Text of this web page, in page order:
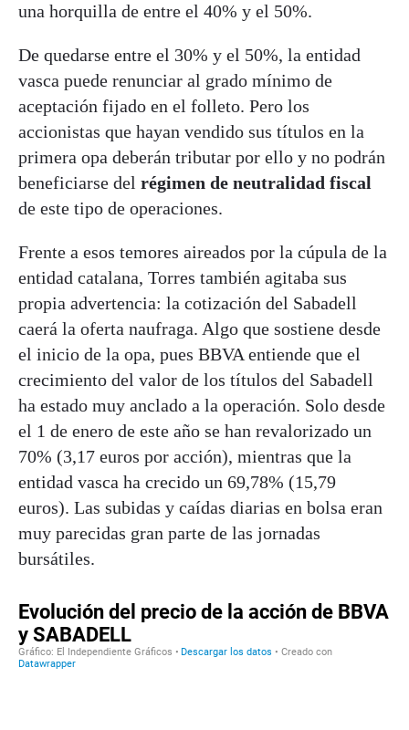
una horquilla de entre el 40% y el 50%.
De quedarse entre el 30% y el 50%, la entidad
vasca puede renunciar al grado mínimo de
aceptación fijado en el folleto. Pero los
accionistas que hayan vendido sus títulos en la
primera opa deberán tributar por ello y no podrán
beneficiarse del régimen de neutralidad fiscal
de este tipo de operaciones.
Frente a esos temores aireados por la cúpula de la
entidad catalana, Torres también agitaba sus
propia advertencia: la cotización del Sabadell
caerá la oferta naufraga. Algo que sostiene desde
el inicio de la opa, pues BBVA entiende que el
crecimiento del valor de los títulos del Sabadell
ha estado muy anclado a la operación. Solo desde
el 1 de enero de este año se han revalorizado un
70% (3,17 euros por acción), mientras que la
entidad vasca ha crecido un 69,78% (15,79
euros). Las subidas y caídas diarias en bolsa eran
muy parecidas gran parte de las jornadas
bursátiles.